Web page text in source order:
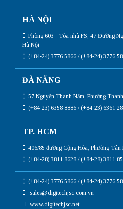
HÀ NỘI
Phòng 603 - Tòa nhà FS, 47 Đường
Hà Nội
(+84-24) 3776 5866 / (+84-24) 3776
ĐÀ NẴNG
57 Nguyễn Thanh Năm, Phường
(+84-23) 6358 8886 / (+84-23) 6361
TP. HCM
406/85 đường Cộng Hòa, Phường
(+84-28) 3811 8628 / (+84-28) 3811
(+84-24) 3776 5866 / (+84-24) 3776
sales@digitechjsc.com.vn
www.digitechjsc.net